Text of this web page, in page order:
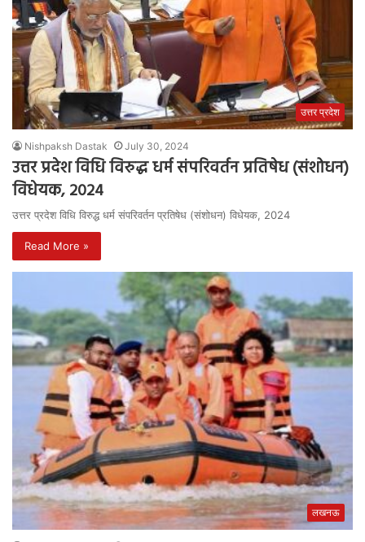
उत्तर प्रदेश
Nishpaksh Dastak July 30, 2024
उत्तर प्रदेश विधि विरुद्ध धर्म संपरिवर्तन प्रतिषेध (संशोधन)
विधेयक, 2024
उत्तर प्रदेश विधि विरुद्ध धर्म संपरिवर्तन प्रतिषेध (संशोधन) विधेयक, 2024
Read More »
लखनऊ